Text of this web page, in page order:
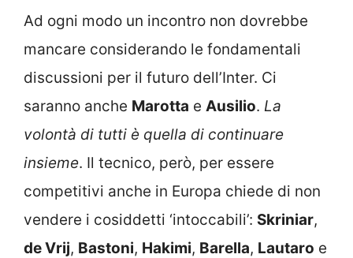
Ad ogni modo un incontro non dovrebbe
mancare considerando le fondamentali
discussioni per il futuro dell’Inter. Ci
saranno anche Marotta e Ausilio. La
volontà di tutti è quella di continuare
insieme. Il tecnico, però, per essere
competitivi anche in Europa chiede di non
vendere i cosiddetti ‘intoccabili’: Skriniar,
de Vrij, Bastoni, Hakimi, Barella, Lautaro e